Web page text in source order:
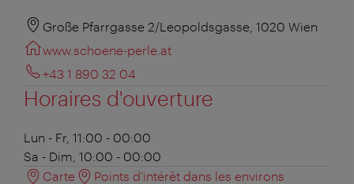
Große Pfarrgasse 2/Leopoldsgasse, 1020 Wien
www.schoene-perle.at
+43 1 890 32 04
Horaires d'ouverture
Lun - Fr, 11:00 - 00:00
Sa - Dim, 10:00 - 00:00
Carte
Points d'intérêt dans les environs